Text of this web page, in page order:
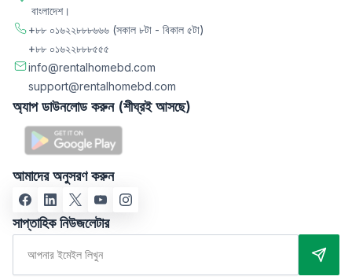
বাংলাদেশ।
+৮৮ ০১৬২২৮৮৮৬৬৬ (সকাল ৮টা - বিকাল ৫টা)
+৮৮ ০১৬২২৮৮৮৫৫৫
info@rentalhomebd.com
support@rentalhomebd.com
অ্যাপ ডাউনলোড করুন (শীঘ্রই আসছে)
আমাদের অনুসরণ করুন
সাপ্তাহিক নিউজলেটার